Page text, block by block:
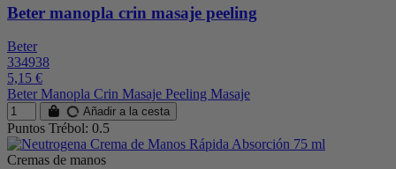
Beter manopla crin masaje peeling
Beter
334938
5,15 €
Beter Manopla Crin Masaje Peeling Masaje
Añadir a la cesta
Puntos Trébol: 0.5
Cremas de manos